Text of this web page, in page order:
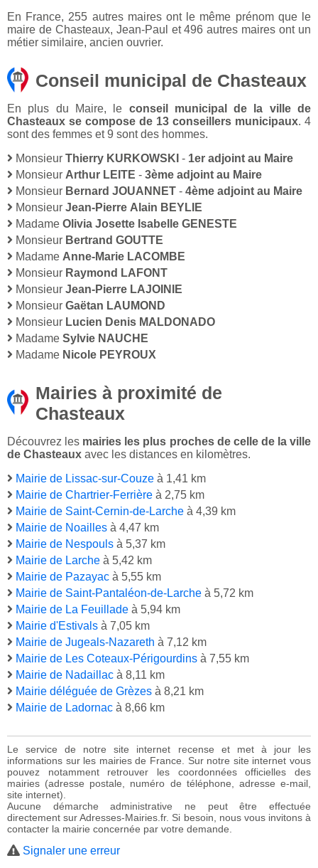
En France, 255 autres maires ont le même prénom que le
maire de Chasteaux, Jean-Paul et 496 autres maires ont un
métier similaire, ancien ouvrier.
Conseil municipal de Chasteaux
En plus du Maire, le conseil municipal de la ville de
Chasteaux se compose de 13 conseillers municipaux. 4
sont des femmes et 9 sont des hommes.
Monsieur Thierry KURKOWSKI - 1er adjoint au Maire
Monsieur Arthur LEITE - 3ème adjoint au Maire
Monsieur Bernard JOUANNET - 4ème adjoint au Maire
Monsieur Jean-Pierre Alain BEYLIE
Madame Olivia Josette Isabelle GENESTE
Monsieur Bertrand GOUTTE
Madame Anne-Marie LACOMBE
Monsieur Raymond LAFONT
Monsieur Jean-Pierre LAJOINIE
Monsieur Gaëtan LAUMOND
Monsieur Lucien Denis MALDONADO
Madame Sylvie NAUCHE
Madame Nicole PEYROUX
Mairies à proximité de
Chasteaux
Découvrez les mairies les plus proches de celle de la ville
de Chasteaux avec les distances en kilomètres.
Mairie de Lissac-sur-Couze à 1,41 km
Mairie de Chartrier-Ferrière à 2,75 km
Mairie de Saint-Cernin-de-Larche à 4,39 km
Mairie de Noailles à 4,47 km
Mairie de Nespouls à 5,37 km
Mairie de Larche à 5,42 km
Mairie de Pazayac à 5,55 km
Mairie de Saint-Pantaléon-de-Larche à 5,72 km
Mairie de La Feuillade à 5,94 km
Mairie d'Estivals à 7,05 km
Mairie de Jugeals-Nazareth à 7,12 km
Mairie de Les Coteaux-Périgourdins à 7,55 km
Mairie de Nadaillac à 8,11 km
Mairie déléguée de Grèzes à 8,21 km
Mairie de Ladornac à 8,66 km
Le service de notre site internet recense et met à jour les
informations sur les mairies de France. Sur notre site internet vous
pouvez notamment retrouver les coordonnées officielles des
mairies (adresse postale, numéro de téléphone, adresse e-mail,
site internet).
Aucune démarche administrative ne peut être effectuée
directement sur Adresses-Mairies.fr. Si besoin, nous vous invitons à
contacter la mairie concernée par votre demande.
Signaler une erreur